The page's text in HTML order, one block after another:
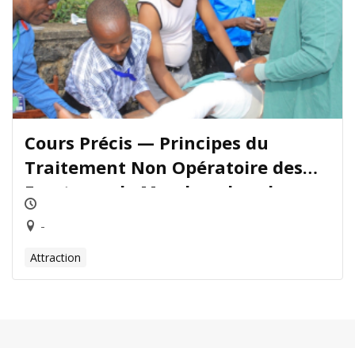
Cours Précis — Principes du
Traitement Non Opératoire des
Fractures de Membres les plus
Courantes
-
Attraction